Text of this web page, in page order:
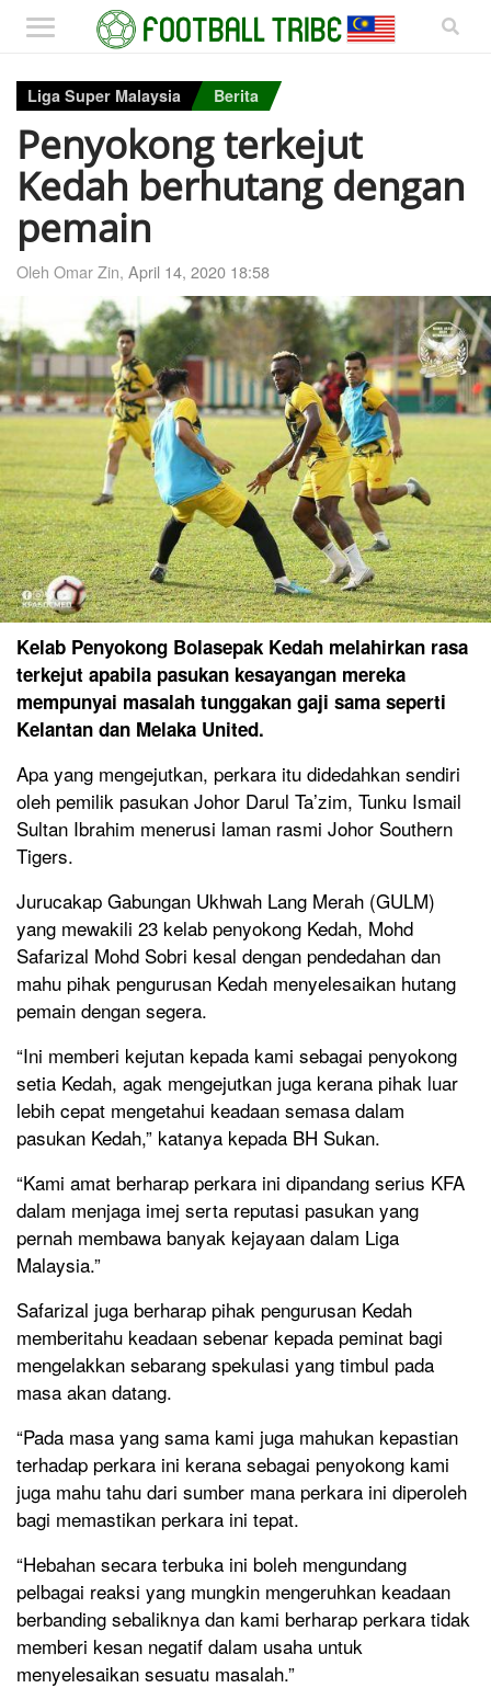
Liga Super Malaysia Berita
Penyokong terkejut
Kedah berhutang dengan
pemain
Oleh Omar Zin, April 14, 2020 18:58
Kelab Penyokong Bolasepak Kedah melahirkan rasa
terkejut apabila pasukan kesayangan mereka
mempunyai masalah tunggakan gaji sama seperti
Kelantan dan Melaka United.
Apa yang mengejutkan, perkara itu didedahkan sendiri
oleh pemilik pasukan Johor Darul Ta’zim, Tunku Ismail
Sultan Ibrahim menerusi laman rasmi Johor Southern
Tigers.
Jurucakap Gabungan Ukhwah Lang Merah (GULM)
yang mewakili 23 kelab penyokong Kedah, Mohd
Safarizal Mohd Sobri kesal dengan pendedahan dan
mahu pihak pengurusan Kedah menyelesaikan hutang
pemain dengan segera.
“Ini memberi kejutan kepada kami sebagai penyokong
setia Kedah, agak mengejutkan juga kerana pihak luar
lebih cepat mengetahui keadaan semasa dalam
pasukan Kedah,” katanya kepada BH Sukan.
“Kami amat berharap perkara ini dipandang serius KFA
dalam menjaga imej serta reputasi pasukan yang
pernah membawa banyak kejayaan dalam Liga
Malaysia.”
Safarizal juga berharap pihak pengurusan Kedah
memberitahu keadaan sebenar kepada peminat bagi
mengelakkan sebarang spekulasi yang timbul pada
masa akan datang.
“Pada masa yang sama kami juga mahukan kepastian
terhadap perkara ini kerana sebagai penyokong kami
juga mahu tahu dari sumber mana perkara ini diperoleh
bagi memastikan perkara ini tepat.
“Hebahan secara terbuka ini boleh mengundang
pelbagai reaksi yang mungkin mengeruhkan keadaan
berbanding sebaliknya dan kami berharap perkara tidak
memberi kesan negatif dalam usaha untuk
menyelesaikan sesuatu masalah.”